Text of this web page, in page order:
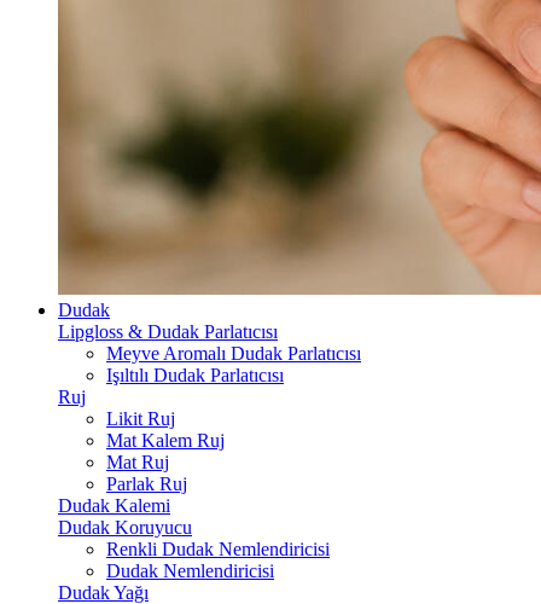
Dudak
Lipgloss & Dudak Parlatıcısı
Meyve Aromalı Dudak Parlatıcısı
Işıltılı Dudak Parlatıcısı
Ruj
Likit Ruj
Mat Kalem Ruj
Mat Ruj
Parlak Ruj
Dudak Kalemi
Dudak Koruyucu
Renkli Dudak Nemlendiricisi
Dudak Nemlendiricisi
Dudak Yağı